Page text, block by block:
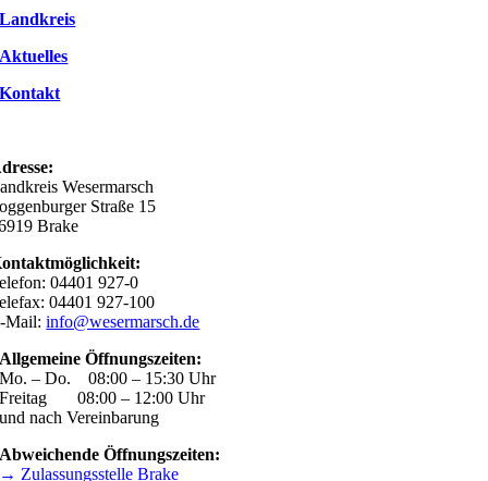
Landkreis
Aktuelles
Kontakt
Wesermarsch
Straße 15
Brake
04401 927-0
04401 927-100
Mail:info@wesermarsch.de
Allgemeine Öffnungszeiten:
Mo. – Do. 08:00 – 15:30 Uhr
Freitag 08:00 – 12:00 Uhr
und nach Vereinbarung
Abweichende Öffnungszeiten:
→ Zulassungsstelle Brake